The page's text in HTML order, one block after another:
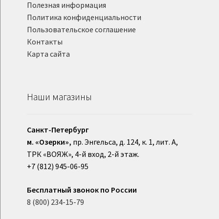
Полезная информация
Политика конфиденциальности
Пользовательское соглашение
Контакты
Карта сайта
Наши магазины
Санкт-Петербург
м. «Озерки», пр. Энгельса, д. 124, к. 1, лит. А,
ТРК «ВОЯЖ», 4-й вход, 2-й этаж.
+7 (812) 945-06-95
Бесплатный звонок по России
8 (800) 234-15-79